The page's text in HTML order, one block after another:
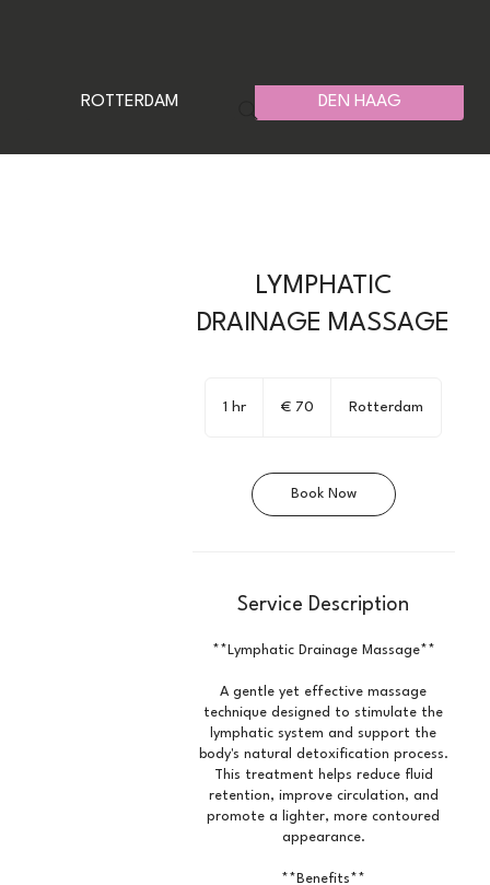
DEN HAAG
ROTTERDAM
LYMPHATIC
DRAINAGE MASSAGE
1 hr € 70 Rotterdam
Book Now
Service Description
**Lymphatic Drainage Massage**
A gentle yet effective massage
technique designed to stimulate the
lymphatic system and support the
body's natural detoxification process.
This treatment helps reduce fluid
retention, improve circulation, and
promote a lighter, more contoured
appearance.
**Benefits**